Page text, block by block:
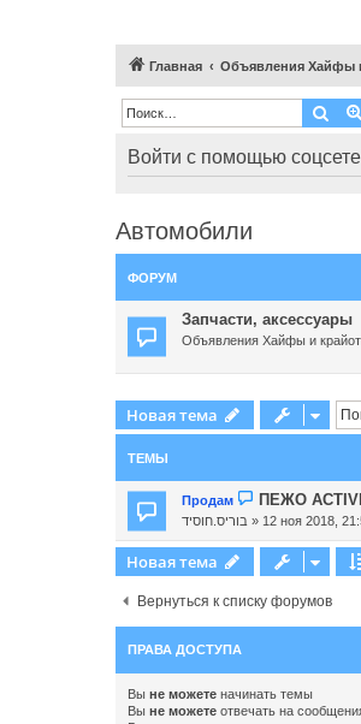
Главная Объявления Хайфы
Войти с помощью
Автомобили
ФОРУМ
Запчасти, аксессуары
Объявления Хайфы и крайот
Новая тема
ТЕМЫ
Продам ПЕЖО
בוריס.חוסיד » 12 ноя 2018,
Новая тема
Вернуться к списку форумов
ПРАВА ДОСТУПА
Вы не можете начинать темы
Вы не можете отвечать на